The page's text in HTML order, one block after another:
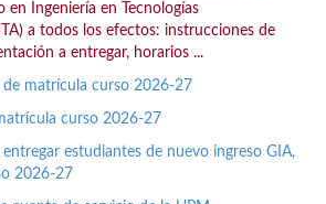
en Ingeniería en Tecnologías
a todos los efectos: instrucciones de
a entregar, horarios ...
de matrícula curso 2026-27
curso 2026-27
estudiantes de nuevo ingreso GIA,
2026-27